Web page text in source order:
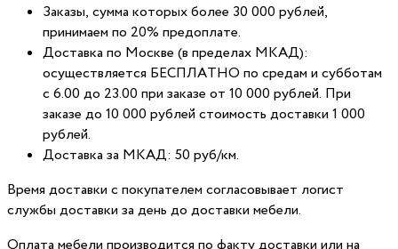
Заказы, сумма которых более 30 000 рублей,
принимаем по 20% предоплате.
Доставка по Москве (в пределах МКАД):
осуществляется БЕСПЛАТНО по средам и субботам
с 6.00 до 23.00 при заказе от 10 000 рублей. При
заказе до 10 000 рублей стоимость доставки 1 000
рублей.
Доставка за МКАД: 50 руб/км.
Время доставки с покупателем согласовывает логист
службы доставки за день до доставки мебели.